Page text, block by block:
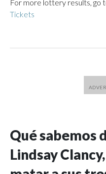
For more lottery results, go
Tickets
Qué sabemos
Lindsay